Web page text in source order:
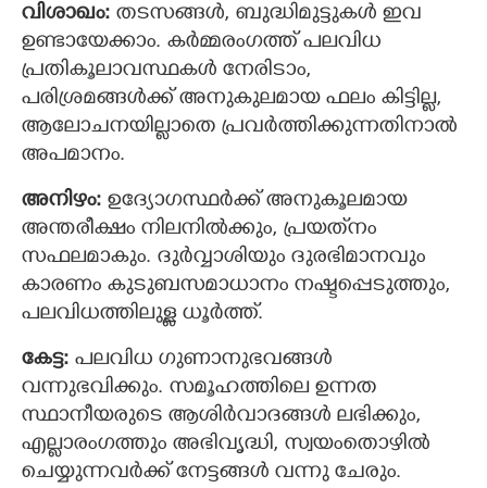
വിശാഖം: തടസങ്ങള്‍, ബുദ്ധിമുട്ടുകള്‍ ഇവ
ഉണ്ടായേക്കാം. കര്‍മ്മരംഗത്ത് പലവിധ
പ്രതികൂലാവസ്ഥകള്‍ നേരിടാം,
പരിശ്രമങ്ങള്‍ക്ക് അനുകുലമായ ഫലം കിട്ടില്ല,
ആലോചനയില്ലാതെ പ്രവര്‍ത്തിക്കുന്നതിനാല്‍
അപമാനം.
അനിഴം: ഉദ്യോഗസ്ഥര്‍ക്ക് അനുകൂലമായ
അന്തരീക്ഷം നിലനിൽക്കും, പ്രയത്‌നം
സഫലമാകും. ദുർവ്വാശിയും ദുരഭിമാനവും
കാരണം കുടുബസമാധാനം നഷ്ടപ്പെടുത്തും,
പലവിധത്തിലുള്ള ധൂർത്ത്.
കേട്ട: പലവിധ ഗുണാനുഭവങ്ങൾ
വന്നുഭവിക്കും. സമൂഹത്തിലെ ഉന്നത
സ്ഥാനീയരുടെ ആശിർവാദങ്ങൾ ലഭിക്കും,
എല്ലാരംഗത്തും അഭിവൃദ്ധി, സ്വയംതൊഴിൽ
ചെയ്യുന്നവര്‍ക്ക് നേട്ടങ്ങള്‍ വന്നു ചേരും.